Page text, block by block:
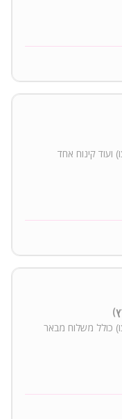
שתרצו) ועוד קינוח אחד
מה שתרצו) כולל משלוח מבאר